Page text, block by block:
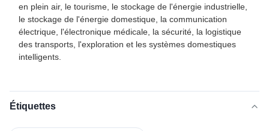
en plein air, le tourisme, le stockage de l'énergie industrielle,
le stockage de l'énergie domestique, la communication
électrique, l'électronique médicale, la sécurité, la logistique
des transports, l'exploration et les systèmes domestiques
intelligents.
Étiquettes